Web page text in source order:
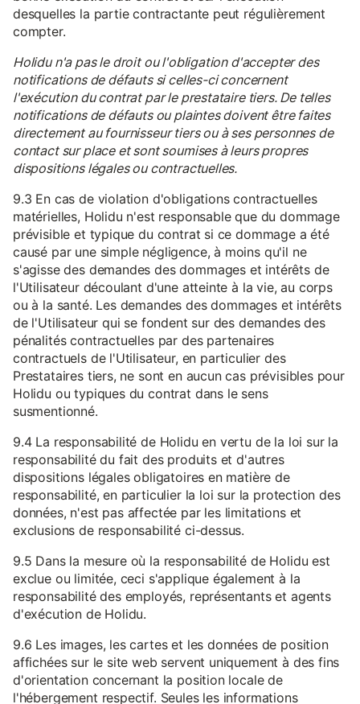
desquelles la partie contractante peut régulièrement
compter.
Holidu n'a pas le droit ou l'obligation d'accepter des
notifications de défauts si celles-ci concernent
l'exécution du contrat par le prestataire tiers. De telles
notifications de défauts ou plaintes doivent être faites
directement au fournisseur tiers ou à ses personnes de
contact sur place et sont soumises à leurs propres
dispositions légales ou contractuelles.
9.3 En cas de violation d'obligations contractuelles
matérielles, Holidu n'est responsable que du dommage
prévisible et typique du contrat si ce dommage a été
causé par une simple négligence, à moins qu'il ne
s'agisse des demandes des dommages et intérêts de
l'Utilisateur découlant d'une atteinte à la vie, au corps
ou à la santé. Les demandes des dommages et intérêts
de l'Utilisateur qui se fondent sur des demandes des
pénalités contractuelles par des partenaires
contractuels de l'Utilisateur, en particulier des
Prestataires tiers, ne sont en aucun cas prévisibles pour
Holidu ou typiques du contrat dans le sens
susmentionné.
9.4 La responsabilité de Holidu en vertu de la loi sur la
responsabilité du fait des produits et d'autres
dispositions légales obligatoires en matière de
responsabilité, en particulier la loi sur la protection des
données, n'est pas affectée par les limitations et
exclusions de responsabilité ci-dessus.
9.5 Dans la mesure où la responsabilité de Holidu est
exclue ou limitée, ceci s'applique également à la
responsabilité des employés, représentants et agents
d'exécution de Holidu.
9.6 Les images, les cartes et les données de position
affichées sur le site web servent uniquement à des fins
d'orientation concernant la position locale de
l'hébergement respectif. Seules les informations